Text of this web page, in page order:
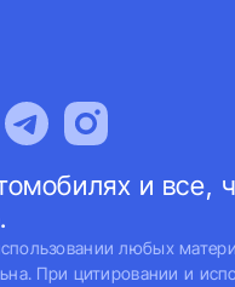
и все,
любых
При цитировании и